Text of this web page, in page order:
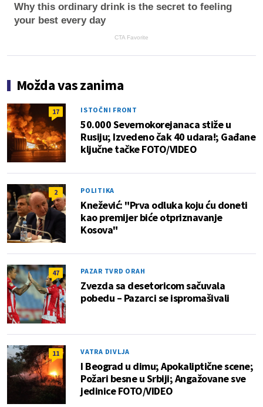
Why this ordinary drink is the secret to feeling
your best every day
CTA Favorite
Možda vas zanima
17 ISTOČNI FRONT
50.000 Severnokorejanaca stiže u
Rusiju; Izvedeno čak 40 udara!; Gađane
ključne tačke FOTO/VIDEO
2 POLITIKA
Knežević: "Prva odluka koju ću doneti
kao premijer biće otpriznavanje
Kosova"
47 PAZAR TVRD ORAH
Zvezda sa desetoricom sačuvala
pobedu – Pazarci se ispromašivali
11 VATRA DIVLJA
I Beograd u dimu; Apokaliptične scene;
Požari besne u Srbiji; Angažovane sve
jedinice FOTO/VIDEO